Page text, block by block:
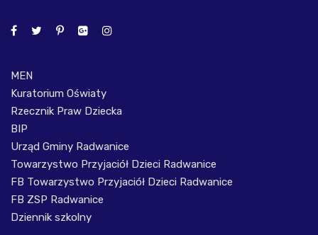
MEN
Kuratorium Oświaty
Rzecznik Praw Dziecka
BIP
Urząd Gminy Radwanice
Towarzystwo Przyjaciół Dzieci Radwanice
FB Towarzystwo Przyjaciół Dzieci Radwanice
FB ZSP Radwanice
Dziennik szkolny